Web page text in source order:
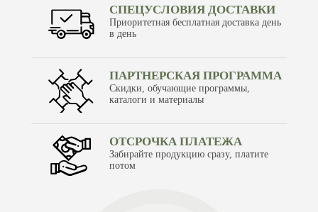
СПЕЦУСЛОВИЯ ДОСТАВКИ
Приоритетная бесплатная доставка день
в день
ПАРТНЕРСКАЯ ПРОГРАММА
Скидки, обучающие программы,
каталоги и материалы
ОТСРОЧКА ПЛАТЕЖА
Забирайте продукцию сразу, платите
потом